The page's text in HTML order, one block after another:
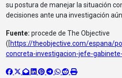
su postura de manejar la situación
decisiones ante una investigación
Fuente: procede de The Objective
([https://theobjective.com/espana/
concreta-investigacion-jefe-